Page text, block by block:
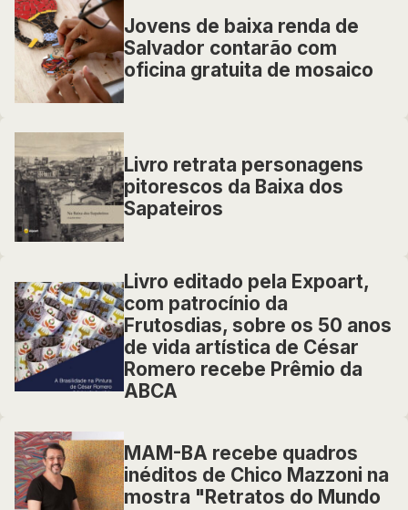
Jovens de baixa renda de
Salvador contarão com
oficina gratuita de mosaico
Livro retrata personagens
pitorescos da Baixa dos
Sapateiros
Livro editado pela Expoart,
com patrocínio da
Frutosdias, sobre os 50 anos
de vida artística de César
Romero recebe Prêmio da
ABCA
MAM-BA recebe quadros
inéditos de Chico Mazzoni na
mostra "Retratos do Mundo